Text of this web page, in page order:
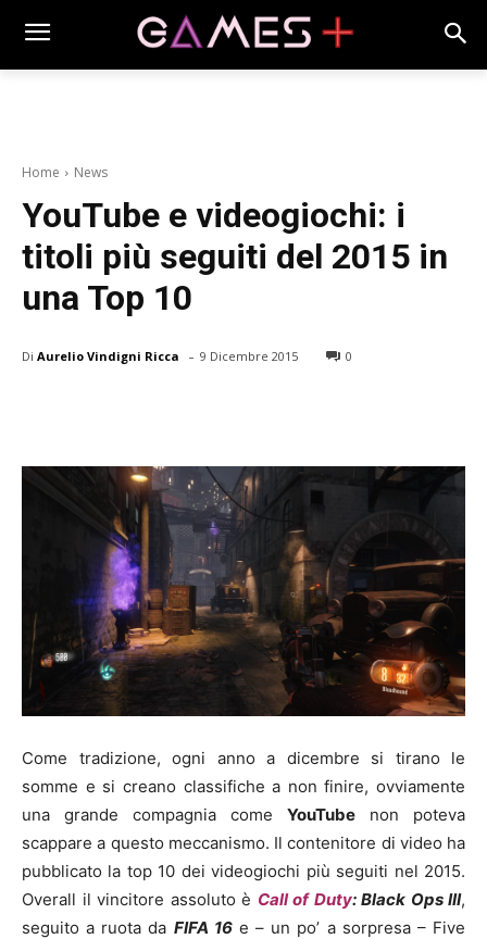
Home News
YouTube e videogiochi: i
titoli più seguiti del 2015 in
una Top 10
Di Aurelio Vindigni Ricca - 9 Dicembre 2015 0
Come tradizione, ogni anno a dicembre si tirano le
somme e si creano classifiche a non finire, ovviamente
una grande compagnia come YouTube non poteva
scappare a questo meccanismo. Il contenitore di video ha
pubblicato la top 10 dei videogiochi più seguiti nel 2015.
Overall il vincitore assoluto è Call of Duty: Black Ops III,
seguito a ruota da FIFA 16e – un po’ a sorpresa – Five